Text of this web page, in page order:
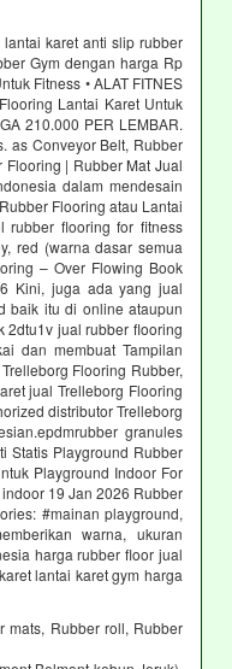
karet anti slip rubber
Gym dengan harga Rp
Fitness • ALAT FITNES
Lantai Karet Untuk
210.000 PER LEMBAR.
as Conveyor Belt, Rubber
| Rubber Mat Jual
dalam mendesain
Flooring atau Lantai
rubber flooring for fitness
red (warna dasar semua
– Over Flowing Book
Kini, juga ada yang jual
baik itu di online ataupun
2dtu1v jual rubber flooring
dan membuat Tampilan
Flooring Rubber,
jual Trelleborg Flooring
distributor Trelleborg
granules
Statis Playground Rubber
Playground Indoor For
19 Jan 2026 Rubber
#mainan playground,
warna, ukuran
harga rubber floor jual
lantai karet gym harga
mats, Rubber roll, Rubber